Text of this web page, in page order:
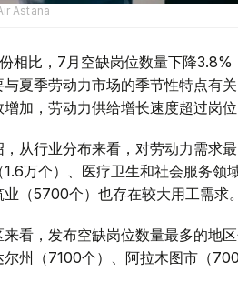
Astana
相比，7月空缺岗位数量下降
与夏季劳动力市场的季节性特点有
加，劳动力供给增长速度超过岗位
，从行业分布来看，对劳动力需求
1.6万个）、医疗卫生和社会服务
业（5700个）也存在较大用工需求。
来看，发布空缺岗位数量最多的地
尔州（7100个）、阿拉木图市（